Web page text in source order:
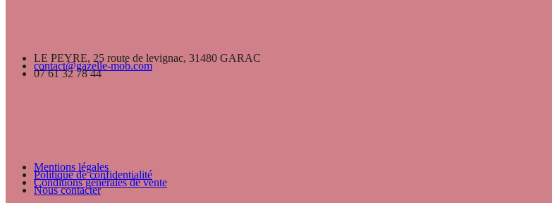
LE PEYRE, 25 route de levignac, 31480 GARAC
contact@gazelle-mob.com
07 61 32 78 44
Mentions légales
Politique de confidentialité
Conditions générales de vente
Nous contacter